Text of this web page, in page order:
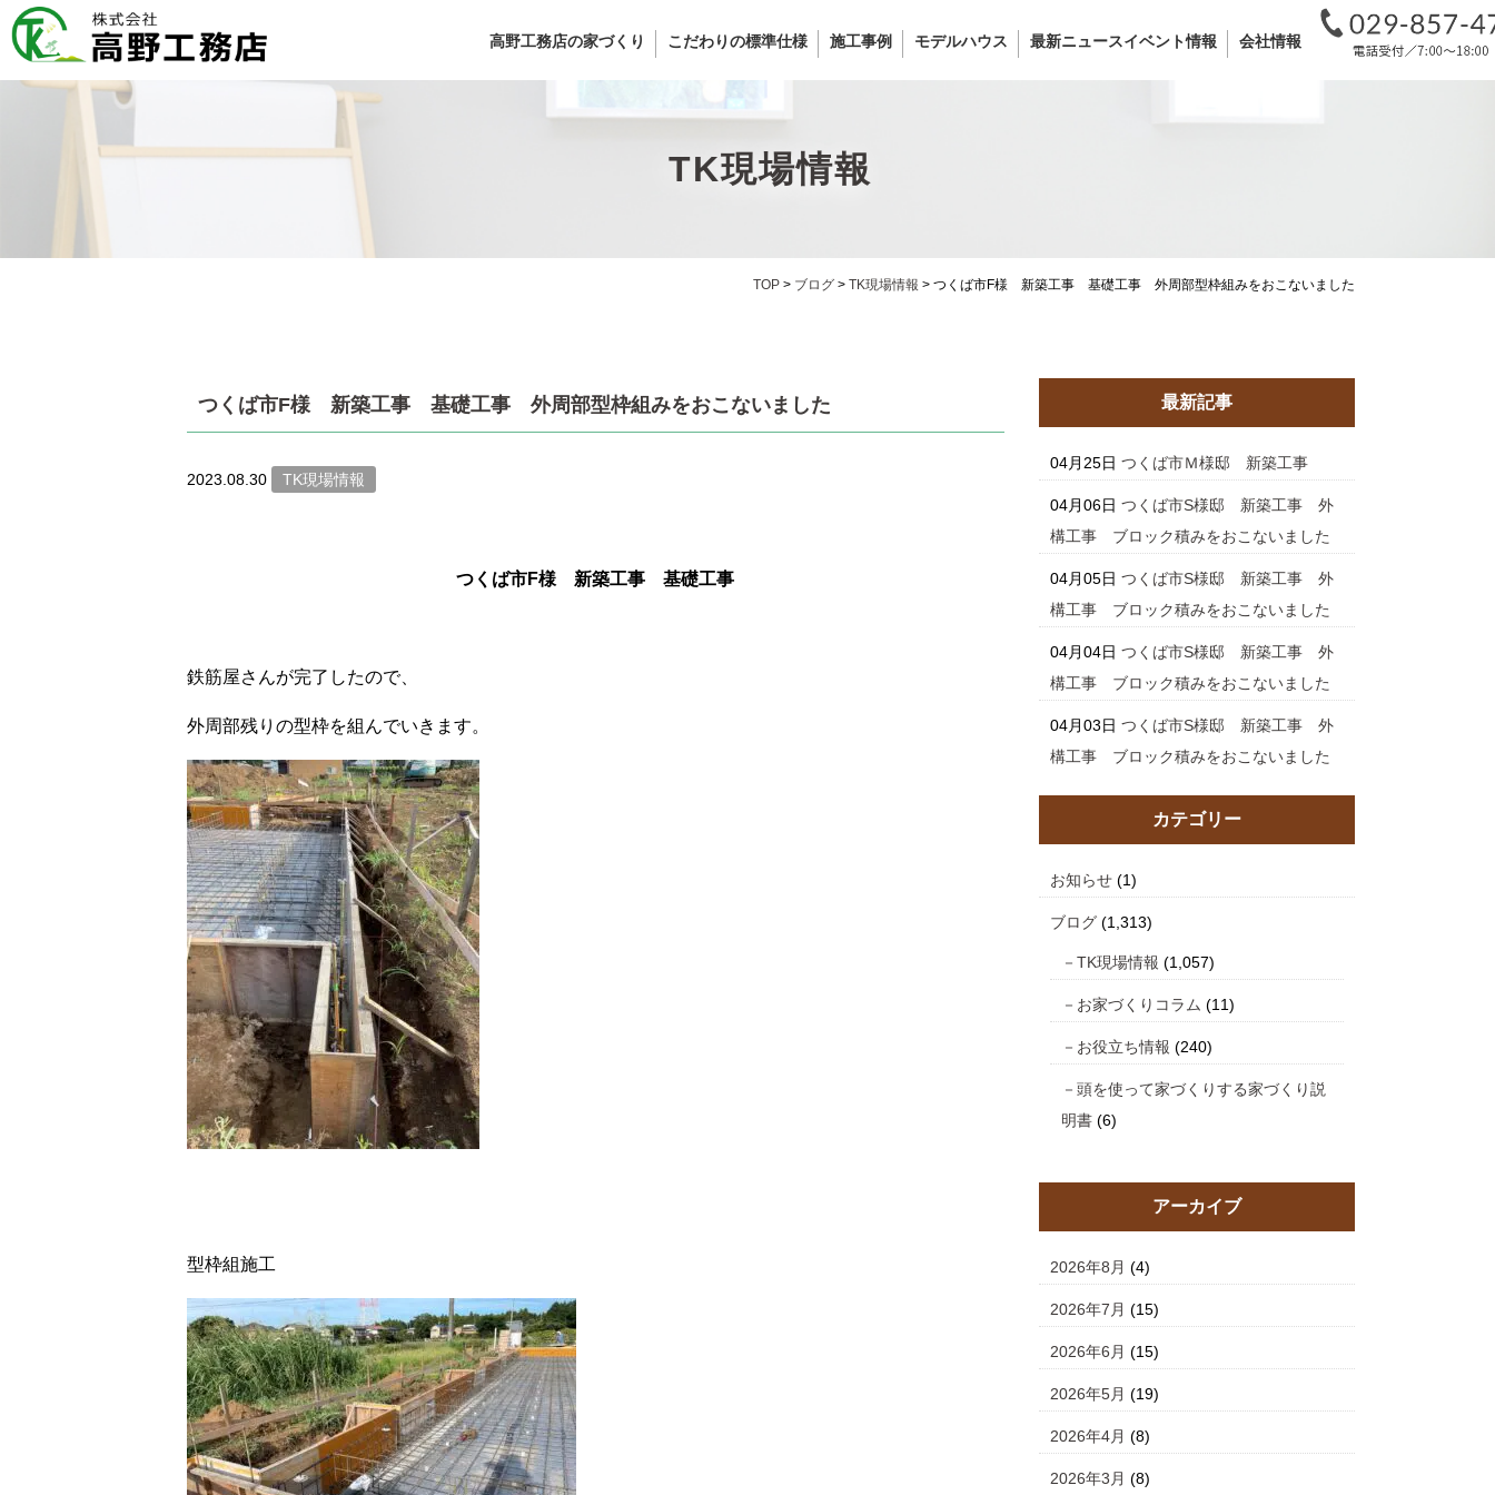
高野工務店の家づくり こだわりの標準仕様 施工事例 モデルハウス 最新ニュースイベント情報 会社情報
TK現場情報
TOP> ブログ> TK現場情報 > つくば市F様 新築工事 基礎工事 外周部型枠組みをおこないました
つくば市F様 新築工事 基礎工事 外周部型枠組みをおこないました
2023.08.30 TK現場情報
つくば市F様 新築工事 基礎工事
鉄筋屋さんが完了したので、
外周部残りの型枠を組んでいきます。
型枠組施工
最新記事
04月25日 つくば市Ｍ様邸 新築工事
04月06日 つくば市S様邸 新築工事 外
構工事 ブロック積みをおこないました
04月05日 つくば市S様邸 新築工事 外
構工事 ブロック積みをおこないました
04月04日 つくば市S様邸 新築工事 外
構工事 ブロック積みをおこないました
04月03日 つくば市S様邸 新築工事 外
構工事 ブロック積みをおこないました
カテゴリー
お知らせ (1)
ブログ (1,313)
TK現場情報 (1,057)
お家づくりコラム (11)
お役立ち情報 (240)
頭を使って家づくりする家づくり説
明書 (6)
アーカイブ
2026年8月 (4)
2026年7月 (15)
2026年6月 (15)
2026年5月 (19)
2026年4月 (8)
2026年3月 (8)